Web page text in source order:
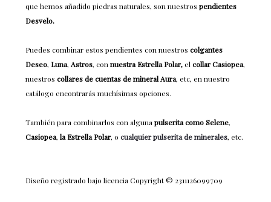
que hemos añadido piedras naturales, son nuestros pendientes
Desvelo.
Puedes combinar estos pendientes con nuestros colgantes
Deseo, Luna, Astros, con nuestra Estrella Polar,el collar Casiopea,
nuestros collares de cuentas de mineral Aura, etc, en nuestro
catálogo encontrarás muchísimas opciones.
También para combinarlos con alguna pulserita como Selene,
Casiopea, la Estrella Polar, o cualquier pulserita de minerales, etc.
Diseño registrado bajo licencia Copyright © 2311126099709